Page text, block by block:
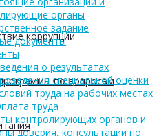
коррупции
по вопросам
органы
задание
документы
о результатах
специальной оценки
труда на рабочих местах
труда
контролирующих органов и
доверия, консультации по